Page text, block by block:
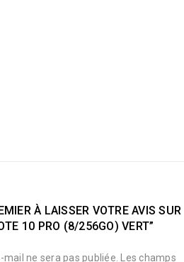
À LAISSER VOTRE AVIS SUR
10 PRO (8/256GO) VERT”
ne sera pas publiée. Les champs